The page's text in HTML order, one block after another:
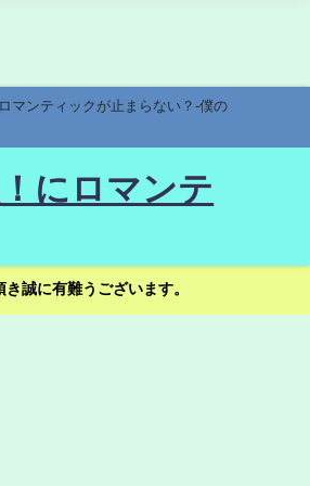
マンティックが止まらない？-僕の
にロマンテ
誠に有難うございます。